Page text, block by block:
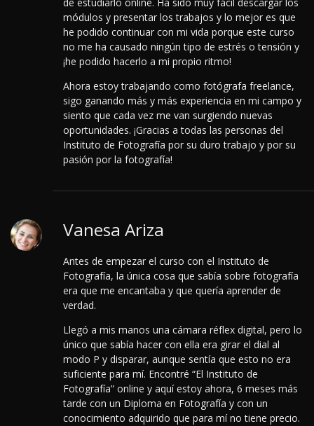
de estudiarlo online. Ha sido muy fácil descargar los
módulos y presentar los trabajos y lo mejor es que
he podido continuar con mi vida porque este curso
no me ha causado ningún tipo de estrés o tensión y
¡he podido hacerlo a mi propio ritmo!
Ahora estoy trabajando como fotógrafa freelance,
sigo ganando más y más experiencia en mi campo y
siento que cada vez me van surgiendo nuevas
oportunidades. ¡Gracias a todas las personas del
Instituto de Fotografía por su duro trabajo y por su
pasión por la fotografía!
Vanesa Ariza
Antes de empezar el curso con el Instituto de
Fotografía, la única cosa que sabía sobre fotografía
era que me encantaba y que quería aprender de
verdad.
Llegó a mis manos una cámara réflex digital, pero lo
único que sabía hacer con ella era girar el dial al
modo P y disparar, aunque sentía que esto no era
suficiente para mí. Encontré “El Instituto de
Fotografía” online y aquí estoy ahora, 6 meses más
tarde con un Diploma en Fotografía y con un
conocimiento adquirido que para mí no tiene precio.